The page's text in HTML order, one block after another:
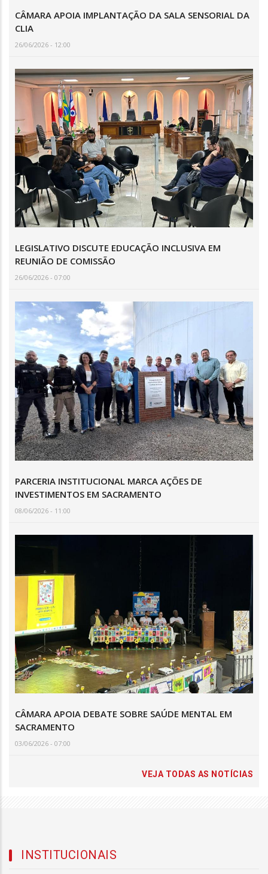
CÂMARA APOIA IMPLANTAÇÃO DA SALA SENSORIAL DA
CLIA
26/06/2026 - 12:00
LEGISLATIVO DISCUTE EDUCAÇÃO INCLUSIVA EM
REUNIÃO DE COMISSÃO
26/06/2026 - 07:00
PARCERIA INSTITUCIONAL MARCA AÇÕES DE
INVESTIMENTOS EM SACRAMENTO
08/06/2026 - 11:00
CÂMARA APOIA DEBATE SOBRE SAÚDE MENTAL EM
SACRAMENTO
03/06/2026 - 07:00
VEJA TODAS AS NOTÍCIAS
INSTITUCIONAIS